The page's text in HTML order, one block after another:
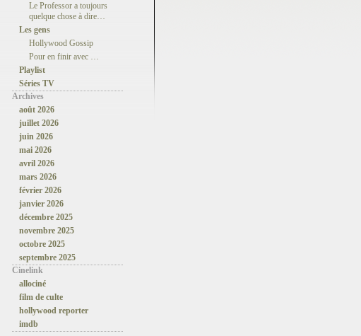
Le Professor a toujours
quelque chose à dire…
Les gens
Hollywood Gossip
Pour en finir avec …
Playlist
Séries TV
Archives
août 2026
juillet 2026
juin 2026
mai 2026
avril 2026
mars 2026
février 2026
janvier 2026
décembre 2025
novembre 2025
octobre 2025
septembre 2025
Cinelink
allociné
film de culte
hollywood reporter
imdb